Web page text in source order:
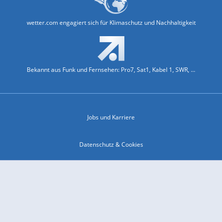
wetter.com engagiert sich für Klimaschutz und Nachhaltigkeit
Bekannt aus Funk und Fernsehen: Pro7, Sat1, Kabel 1, SWR, ...
Jobs und Karriere
Datenschutz & Cookies